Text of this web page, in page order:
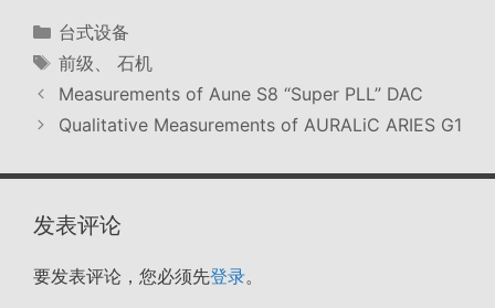
分
类
台式设备
标
签
前级、 石机
Measurements of Aune S8 “Super PLL” DAC
Qualitative Measurements of AURALiC ARIES G1
发表评论
要发表评论，您必须先登录。